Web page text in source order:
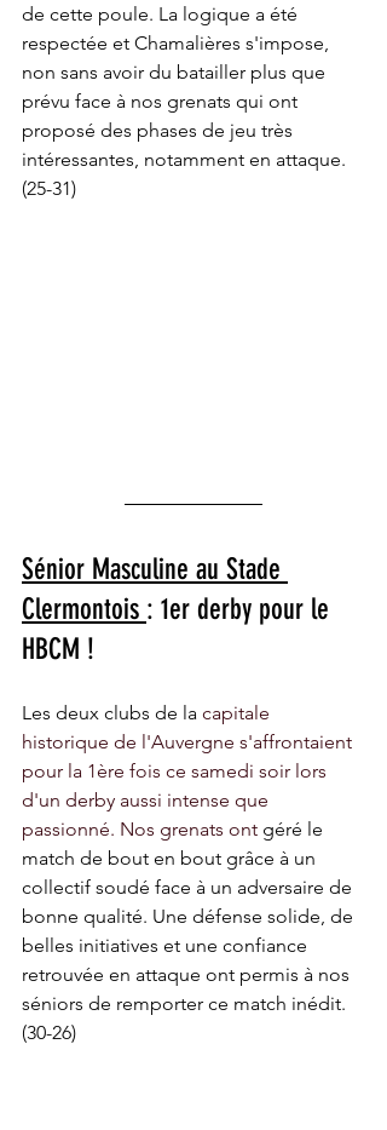
de cette poule. La logique a été
respectée et Chamalières s'impose,
non sans avoir du batailler plus que
prévu face à nos grenats qui ont
proposé des phases de jeu très
intéressantes, notamment en attaque.
(25-31)
Sénior Masculine au Stade
Clermontois : 1er derby pour le
HBCM !
Les deux clubs de la capitale
historique de l'Auvergne s'affrontaient
pour la 1ère fois ce samedi soir lors
d'un derby aussi intense que
passionné. Nos grenats ont géré le
match de bout en bout grâce à un
collectif soudé face à un adversaire de
bonne qualité. Une défense solide, de
belles initiatives et une confiance
retrouvée en attaque ont permis à nos
séniors de remporter ce match inédit.
(30-26)